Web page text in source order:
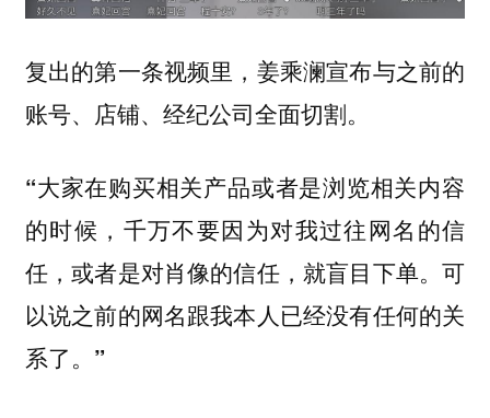
复出的第一条视频里，姜乘澜宣布与之前的
账号、店铺、经纪公司全面切割。
“大家在购买相关产品或者是浏览相关内容
的时候，千万不要因为对我过往网名的信
任，或者是对肖像的信任，就盲目下单。可
以说之前的网名跟我本人已经没有任何的关
系了。”